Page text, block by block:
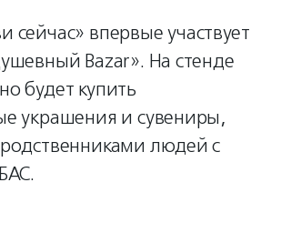
впервые участвует
Bazar». На стенде
будет купить
украшения и сувениры,
людей с